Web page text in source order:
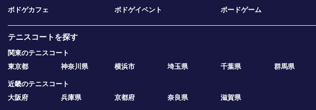
ボドゲカフェ ボドゲイベント ボードゲーム
テニスコートを探す
関東のテニスコート
東京都
神奈川県 横浜市 埼玉県 千葉県 群馬県
近畿のテニスコート
大阪府
兵庫県 京都府 奈良県 滋賀県